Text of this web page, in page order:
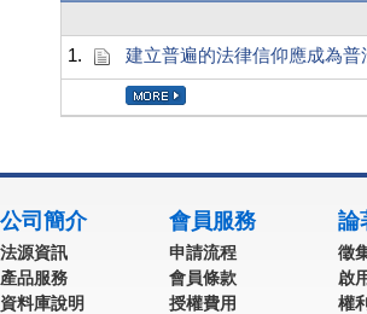
1.
建立普遍的法律信仰應成為普
公司簡介
法源資訊
產品服務
資料庫說明
會員服務
申請流程
會員條款
授權費用
論
徵
啟
權